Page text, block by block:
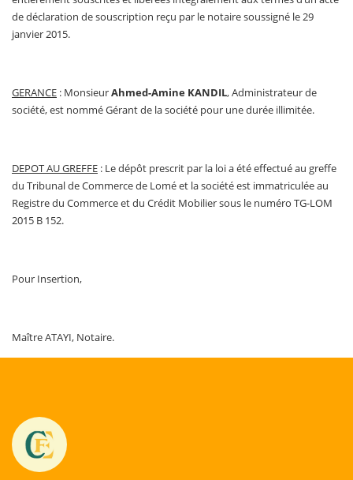
de déclaration de souscription reçu par le notaire soussigné le 29
janvier 2015.
GERANCE : MonsieurAhmed-Amine KANDIL, Administrateur de
société, est nommé Gérant de la société pour une durée illimitée.
DEPOT AU GREFFE : Le dépôt prescrit par la loi a été effectué au greffe
du Tribunal de Commerce de Lomé et la société est immatriculée au
Registre du Commerce et du Crédit Mobilier sous le numéro TG-LOM
2015 B 152.
Pour Insertion,
Maître ATAYI, Notaire.